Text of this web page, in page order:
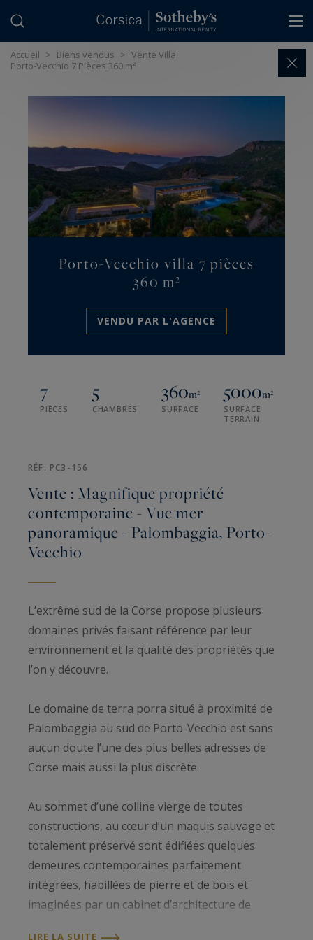
Accueil > Biens vendus > Vente Villa
Porto-Vecchio 7 Pièces 360 m²
Porto-Vecchio villa 7 pièces
360 m²
VENDU PAR L'AGENCE
7
PIÈCES
5
CHAMBRES
360m²
SURFACE
5000m²
SURFACE
TERRAIN
RÉF. PC3-156
Vente : Magnifique propriété
contemporaine - Vue mer
panoramique - Palombaggia, Porto-
Vecchio
L’extrême sud de la Corse propose plusieurs
domaines privés faisant référence par leur
environnement et la qualité des propriétés que
l’on y découvre.
Le domaine de terra porra situé à proximité de
Palombaggia au sud de Porto-Vecchio est sans
aucun doute l’une des plus belles adresses de
Corse mais aussi la plus discrète.
Au sommet d’une colline vierge de toutes
constructions, au cœur d’un maquis sauvage et
totalement préservé sont édifiées quelques
demeures contemporaines parfaitement
intégrées, habillées de pierre et de bois et
imaginées par un cabinet d’architecture de
LIRE LA SUITE